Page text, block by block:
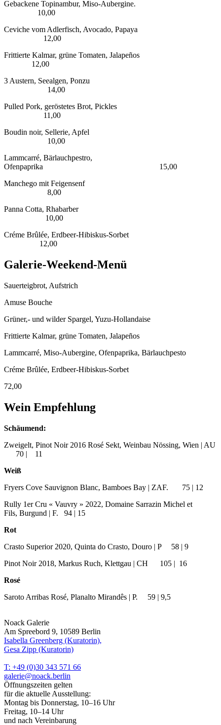
Gebackene Topinambur, Miso-Aubergine.
10,00
Ceviche vom Adlerfisch, Avocado, Papaya
12,00
Frittierte Kalmar, grüne Tomaten, Jalapeños
12,00
3 Austern, Seealgen, Ponzu
14,00
Pulled Pork, geröstetes Brot, Pickles
11,00
Boudin noir, Sellerie, Apfel
10,00
Lammcarré, Bärlauchpestro,
Ofenpaprika 15,00
Manchego mit Feigensenf
8,00
Panna Cotta, Rhabarber
10,00
Créme Brûlée, Erdbeer-Hibiskus-Sorbet
12,00
Galerie-Weekend-Menü
Sauerteigbrot, Aufstrich
Amuse Bouche
Grüner,- und wilder Spargel, Yuzu-Hollandaise
Frittierte Kalmar, grüne Tomaten, Jalapeños
Lammcarré, Miso-Aubergine, Ofenpaprika, Bärlauchpesto
Créme Brûlée, Erdbeer-Hibiskus-Sorbet
72,00
Wein Empfehlung
Schäumend:
Zweigelt, Pinot Noir 2016 Rosé Sekt, Weinbau Nössing, Wien | AU
70 | 11
Weiß
Fryers Cove Sauvignon Blanc, Bamboes Bay | ZAF. 75 | 12
Rully 1er Cru « Vauvry » 2022, Domaine Sarrazin Michel et
Fils, Burgund | F. 94 | 15
Rot
Crasto Superior 2020, Quinta do Crasto, Douro | P 58 | 9
Pinot Noir 2018, Markus Ruch, Klettgau | CH 105 | 16
Rosé
Saroto Arribas Rosé, Planalto Mirandês | P. 59 | 9,5
Noack Galerie
Am Spreebord 9, 10589 Berlin
Isabella Greenberg (Kuratorin),
Gesa Zipp (Kuratorin)
T: +49 (0)30 343 571 66
galerie@noack.berlin
Öffnungszeiten gelten
für die aktuelle Ausstellung:
Montag bis Donnerstag, 10–16 Uhr
Freitag, 10–14 Uhr
und nach Vereinbarung